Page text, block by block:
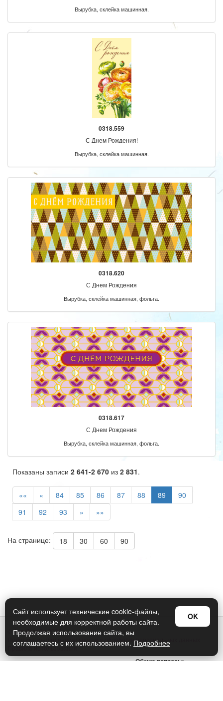
Вырубка, склейка машинная.
0318.559
С Днем Рождения!
Вырубка, склейка машинная.
0318.620
С Днем Рождения
Вырубка, склейка машинная, фольга.
0318.617
С Днем Рождения
Вырубка, склейка машинная, фольга.
Показаны записи 2 641-2 670 из 2 831.
«« « 84 85 86 87 88 89
90
91
92 93 » »»
На странице: 18 30 60 90
© Арт Дизайн 2026
Политика конфиденциальности и обработки персональных данных
Правила использования
Общие вопросы:
Сайт использует технические cookie-файлы,
необходимые для корректной работы сайта.
Продолжая использование сайта, вы
соглашаетесь с их использованием. Подробнее
OK